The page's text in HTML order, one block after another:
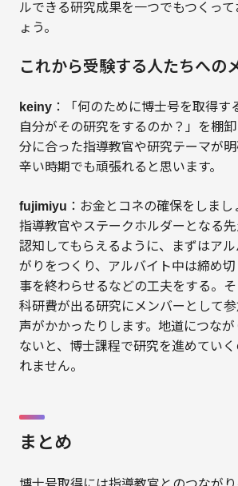
ルできる研究成果を一つでもつくっ
ょう。
これから受験する人たちへの
keiny：「何のために博士号を取得す
自分がその研究をするのか？」を棚
分に合った指導教官や研究テーマが明
辛い時期でも頑張れると思います。
fujimiyu ：お金とコネの確保をしまし
指導教官やステークホルダーとなる
認知してもらえるように、まずはア
がりをつくり、アルバイト中は締め
事を終わらせるなどの工夫をする。
科研費が出る研究にメンバーとして
声がかかったりします。地道につな
ないと、博士課程で研究を進めてい
れません。
まとめ